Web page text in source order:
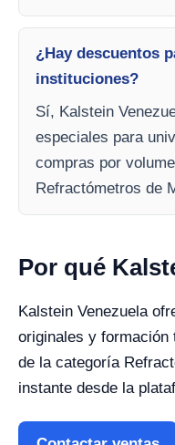
¿Hay descuentos
instituciones?
Sí, Kalstein
especiales para
compras por
Refractómetros de
Por qué
Kalstein Venezuela
originales y formación
de la categoría
instante desde la